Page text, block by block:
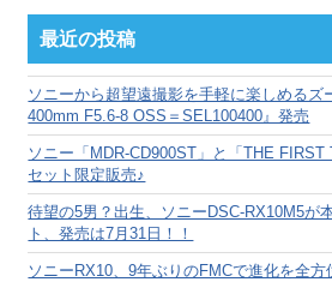
ー
カ
ブ
最近の投稿
ソニーから超望遠撮影を手軽に楽しめるズ
400mm F5.6-8 OSS＝SEL100400』発売
ソニー「MDR-CD900ST」と「THE
セット限定販売♪
待望の5男？出生、ソニーDSC-RX10M5が
ト、発売は7月31日！！
ソニーRX10、9年ぶりのFMCで進化を全